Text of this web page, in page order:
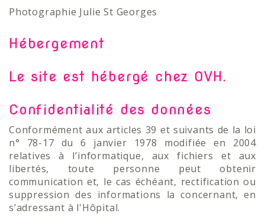
Photographie Julie St Georges
Hébergement
Le site est hébergé chez OVH.
Confidentialité des données
Conformément aux articles 39 et suivants de la loi
n° 78-17 du 6 janvier 1978 modifiée en 2004
relatives à l’informatique, aux fichiers et aux
libertés, toute personne peut obtenir
communication et, le cas échéant, rectification ou
suppression des informations la concernant, en
s’adressant à l'Hôpital.